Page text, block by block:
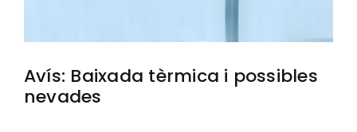
Avís: Baixada tèrmica i possibles
nevades